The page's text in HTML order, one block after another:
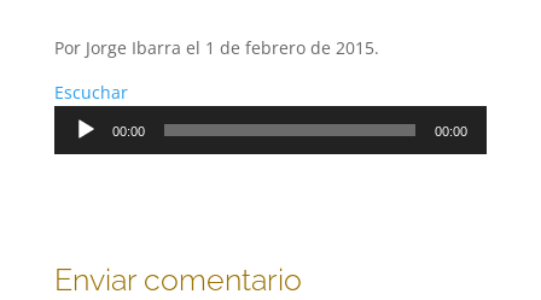
Por Jorge Ibarra el 1 de febrero de 2015.
Escuchar
Reproductor
00:00 00:00
Enviar comentario